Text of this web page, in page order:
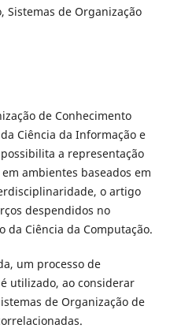
Sistemas de Organização
de Conhecimento
Ciência da Informação e
a representação
ambientes baseados em
o artigo
despendidos no
da Ciência da Computação.
um processo de
utilizado, ao considerar
de Organização de